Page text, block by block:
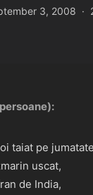
3, 2008
taiat pe
uscat,
de India,